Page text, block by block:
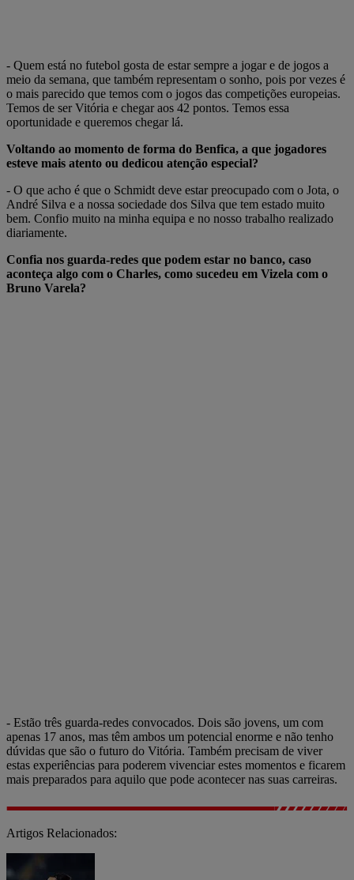
- Quem está no futebol gosta de estar sempre a jogar e de jogos a
meio da semana, que também representam o sonho, pois por vezes é
o mais parecido que temos com o jogos das competições europeias.
Temos de ser Vitória e chegar aos 42 pontos. Temos essa
oportunidade e queremos chegar lá.
Voltando ao momento de forma do Benfica, a que jogadores
esteve mais atento ou dedicou atenção especial?
- O que acho é que o Schmidt deve estar preocupado com o Jota, o
André Silva e a nossa sociedade dos Silva que tem estado muito
bem. Confio muito na minha equipa e no nosso trabalho realizado
diariamente.
Confia nos guarda-redes que podem estar no banco, caso
aconteça algo com o Charles, como sucedeu em Vizela com o
Bruno Varela?
- Estão três guarda-redes convocados. Dois são jovens, um com
apenas 17 anos, mas têm ambos um potencial enorme e não tenho
dúvidas que são o futuro do Vitória. Também precisam de viver
estas experiências para poderem vivenciar estes momentos e ficarem
mais preparados para aquilo que pode acontecer nas suas carreiras.
Artigos Relacionados: